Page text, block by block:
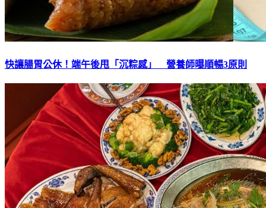
快讓腸胃公休！端午後甩「沉粽感」 營養師曝順暢3原則